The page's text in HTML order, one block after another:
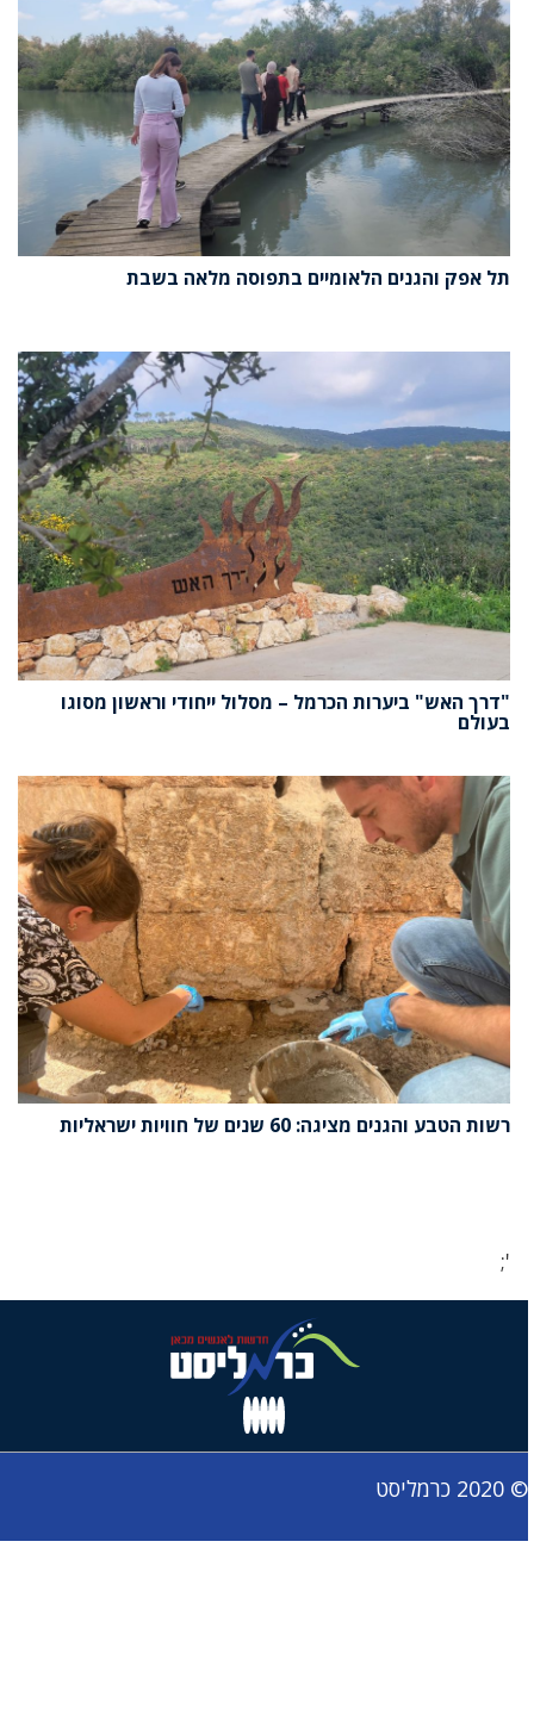
תל אפק והגנים הלאומיים בתפוסה מלאה בשבת
"דרך האש" ביערות הכרמל – מסלול ייחודי וראשון מסוגו
בעולם
רשות הטבע והגנים מציגה: 60 שנים של חוויות ישראליות
';
© 2020 כרמליסט